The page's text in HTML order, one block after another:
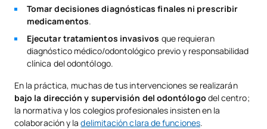
Tomar decisiones diagnósticas finales ni prescribir
medicamentos.
Ejecutar tratamientos invasivos que requieran
diagnóstico médico/odontológico previo y responsabilidad
clínica del odontólogo.
En la práctica, muchas de tus intervenciones se realizarán
bajo la dirección y supervisión del odontólogo del centro;
la normativa y los colegios profesionales insisten en la
colaboración y ladelimitación clara de funciones.